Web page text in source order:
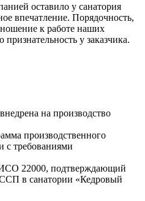
оставило у санатория
впечатление. Порядочность,
к работе наших
у заказчика.
на производство
производственного
с требованиями
22000, подтверждающий
в санатории «Кедровый